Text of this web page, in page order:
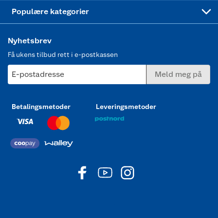
Populære kategorier
Nyhetsbrev
Få ukens tilbud rett i e-postkassen
E-postadresse Meld meg på
Betalingsmetoder Leveringsmetoder